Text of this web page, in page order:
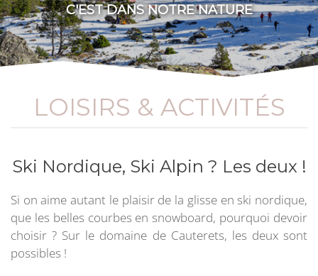
C'EST DANS NOTRE NATURE
LOISIRS & ACTIVITÉS
Ski Nordique, Ski Alpin ? Les deux !
Si on aime autant le plaisir de la glisse en ski nordique,
que les belles courbes en snowboard, pourquoi devoir
choisir ? Sur le domaine de Cauterets, les deux sont
possibles !